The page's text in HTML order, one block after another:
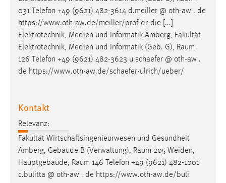
031 Telefon +49 (9621) 482-3614 d.meiller @ oth-aw . de
https://www.oth-aw.de/meiller/prof-dr-die [...]
Elektrotechnik, Medien und Informatik Amberg, Fakultät
Elektrotechnik, Medien und Informatik (Geb. G), Raum
126 Telefon +49 (9621) 482-3623 u.schaefer @ oth-aw .
de https://www.oth-aw.de/schaefer-ulrich/ueber/
Kontakt
Relevanz:
Fakultät Wirtschaftsingenieurwesen und Gesundheit
Amberg, Gebäude B (Verwaltung), Raum 205 Weiden,
Hauptgebäude, Raum 146 Telefon +49 (9621) 482-1001
c.bulitta @ oth-aw . de https://www.oth-aw.de/buli
EXTERNE MEDIEN
Um Inhalte von Videoplattformen und Social Media
Plattformen anzeigen zu können, werden von diesen
externen Medien Cookies gesetzt.
YouTube